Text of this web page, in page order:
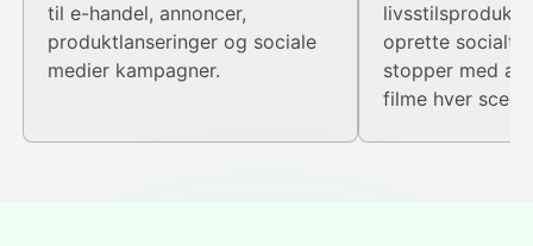
til e-handel, annoncer,
produktlanseringer og sociale
medier kampagner.
oprette socialt
stopper med at
filme hver